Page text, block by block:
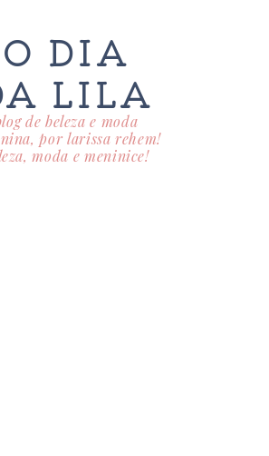
O DIA
LILA
de beleza e moda
por larissa rehem!
moda e meninice!